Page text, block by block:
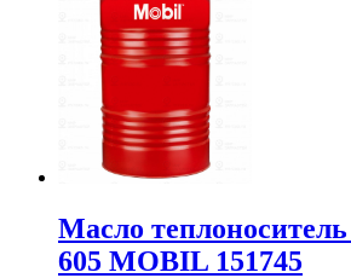
Масло
605 MOBIL 151745